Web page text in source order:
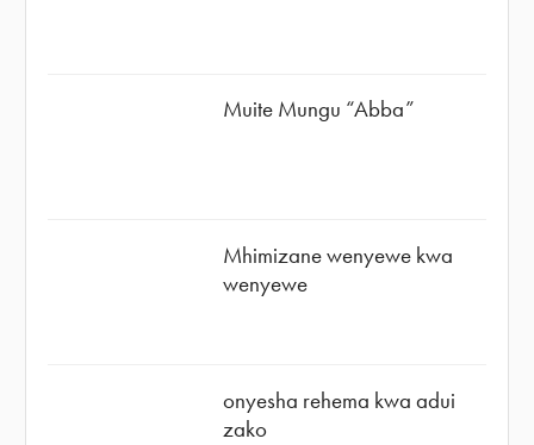
Muite Mungu “Abba”
Mhimizane wenyewe kwa
wenyewe
onyesha rehema kwa adui
zako